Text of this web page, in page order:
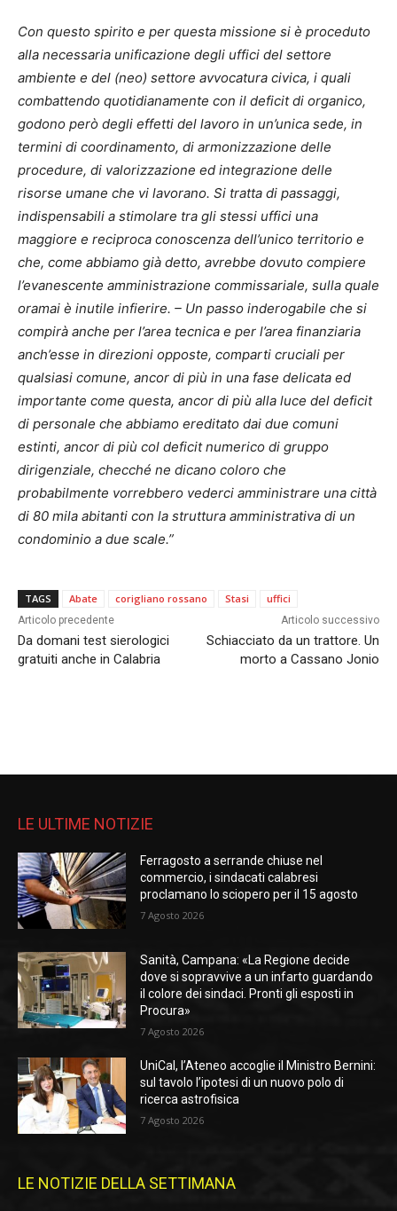
Con questo spirito e per questa missione si è proceduto
alla necessaria unificazione degli uffici del settore
ambiente e del (neo) settore avvocatura civica, i quali
combattendo quotidianamente con il deficit di organico,
godono però degli effetti del lavoro in un’unica sede, in
termini di coordinamento, di armonizzazione delle
procedure, di valorizzazione ed integrazione delle
risorse umane che vi lavorano. Si tratta di passaggi,
indispensabili a stimolare tra gli stessi uffici una
maggiore e reciproca conoscenza dell’unico territorio e
che, come abbiamo già detto, avrebbe dovuto compiere
l’evanescente amministrazione commissariale, sulla quale
oramai è inutile infierire. – Un passo inderogabile che si
compirà anche per l’area tecnica e per l’area finanziaria
anch’esse in direzioni opposte, comparti cruciali per
qualsiasi comune, ancor di più in una fase delicata ed
importante come questa, ancor di più alla luce del deficit
di personale che abbiamo ereditato dai due comuni
estinti, ancor di più col deficit numerico di gruppo
dirigenziale, checché ne dicano coloro che
probabilmente vorrebbero vederci amministrare una città
di 80 mila abitanti con la struttura amministrativa di un
condominio a due scale.”
TAGS Abate corigliano rossano Stasi uffici
Articolo precedente
Da domani test sierologici
gratuiti anche in Calabria
Articolo successivo
Schiacciato da un trattore. Un
morto a Cassano Jonio
LE ULTIME NOTIZIE
Ferragosto a serrande chiuse nel
commercio, i sindacati calabresi
proclamano lo sciopero per il 15 agosto
7 Agosto 2026
Sanità, Campana: «La Regione decide
dove si sopravvive a un infarto guardando
il colore dei sindaci. Pronti gli esposti in
Procura»
7 Agosto 2026
UniCal, l’Ateneo accoglie il Ministro Bernini:
sul tavolo l’ipotesi di un nuovo polo di
ricerca astrofisica
7 Agosto 2026
LE NOTIZIE DELLA SETTIMANA